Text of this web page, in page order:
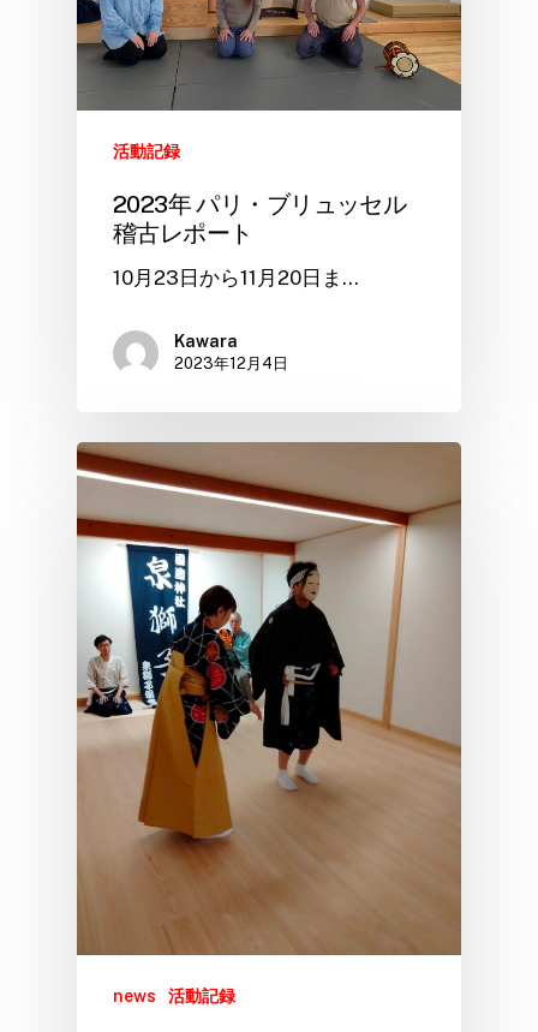
活動記録
2023年 パリ・ブリュッセル
稽古レポート
10月23日から11月20日ま…
Kawara
2023年12月4日
news 活動記録